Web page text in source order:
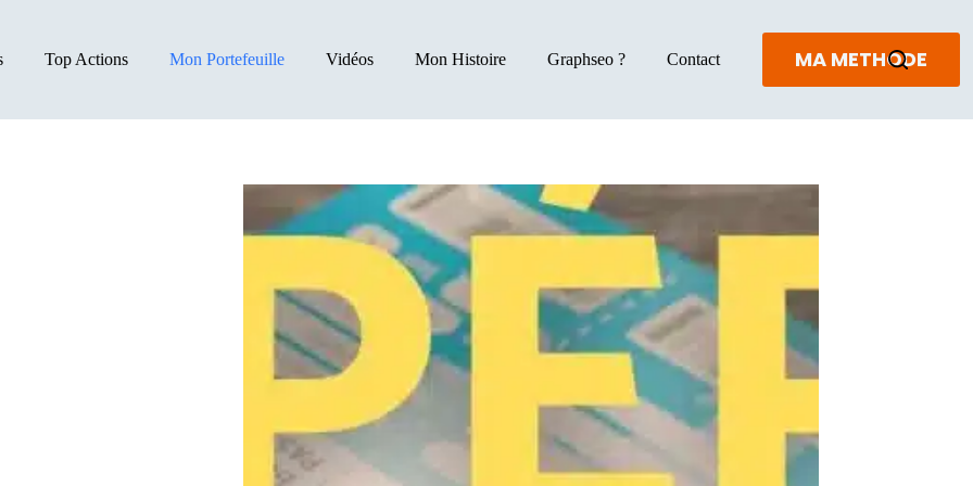
Top Actions Mon Portefeuille Vidéos Mon Histoire Graphseo ? Contact MA METHODE